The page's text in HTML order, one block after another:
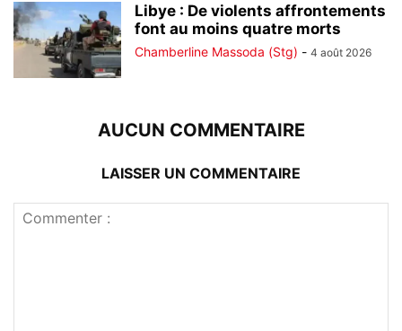
Libye : De violents affrontements
font au moins quatre morts
Chamberline Massoda (Stg) - 4 août 2026
AUCUN COMMENTAIRE
LAISSER UN COMMENTAIRE